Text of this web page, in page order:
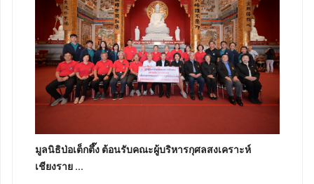
มูลนิธิป่อเต็กตึ๊ง ต้อนรับคณะผู้บริหารกุศลสงเคราะห์
เชียงราย ...